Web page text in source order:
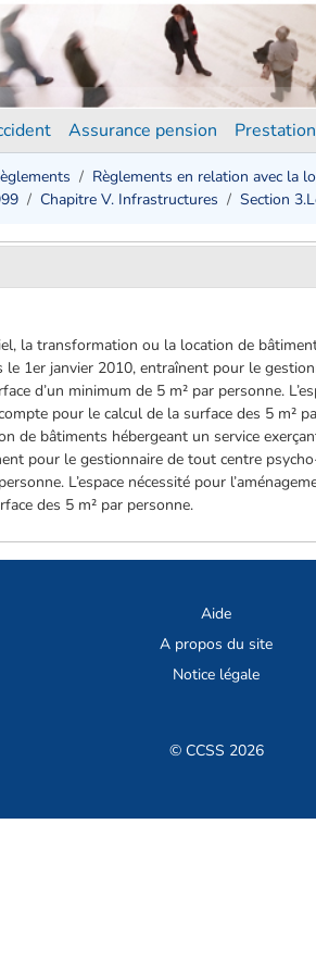
Assurance pension
Règlements en relation avec la
Chapitre V. Infrastructures Section
la transformation ou la location de
le 1er janvier 2010, entraînent pour le
d’un minimum de 5 m² par personne.
pour le calcul de la surface des 5 m²
de bâtiments hébergeant un service
pour le gestionnaire de tout centre
L’espace nécessité pour
des 5 m² par personne.
Aide
A propos du site
Notice légale
© CCSS 2026